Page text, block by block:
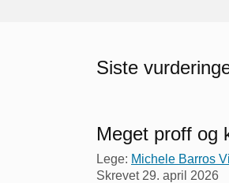
Siste
Meget proff og
Lege: Michele Barros
Skrevet 29. april 2026